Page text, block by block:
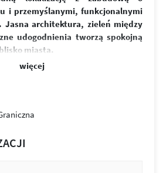
i przemyślanymi, funkcjonalnymi
Jasna architektura, zieleń między
udogodnienia tworzą spokojną
miasta.
sześć budynków i ponad 370
Przemyślane układy
wnętrza oraz możliwość ich
balkony zapewniają
więcej